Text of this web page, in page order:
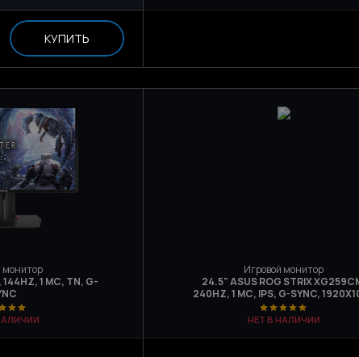
КУПИТЬ
монитор
1 МС, TN, G-
Игровой монитор
24.5" ASUS ROG STRIX
240HZ, 1 МС, IPS, G-SYNC,
НЕТ В НАЛИЧИИ